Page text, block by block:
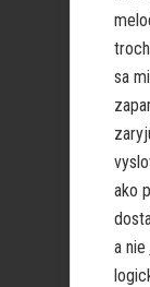
sa
ako
a nie